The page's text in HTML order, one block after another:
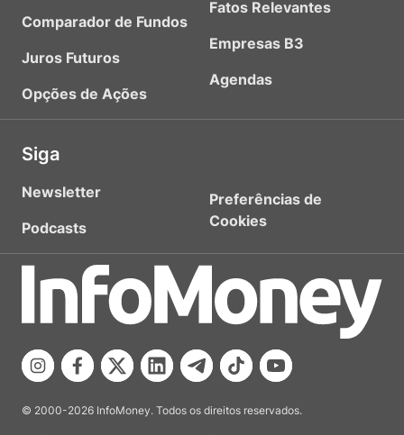
Comparador de Fundos
Juros Futuros
Opções de Ações
Fatos Relevantes
Empresas B3
Agendas
Siga
Newsletter
Podcasts
Preferências de
Cookies
© 2000-2026 InfoMoney. Todos os direitos reservados.